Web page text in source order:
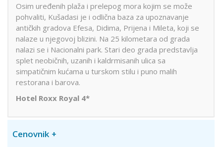
Osim uređenih plaža i prelepog mora kojim se može
pohvaliti, Kušadasi je i odlična baza za upoznavanje
antičkih gradova Efesa, Didima, Prijena i Mileta, koji se
nalaze u njegovoj blizini. Na 25 kilometara od grada
nalazi se i Nacionalni park. Stari deo grada predstavlja
splet neobičnih, uzanih i kaldrmisanih ulica sa
simpatičnim kućama u turskom stilu i puno malih
restorana i barova.
Hotel Roxx Royal 4*
Cenovnik